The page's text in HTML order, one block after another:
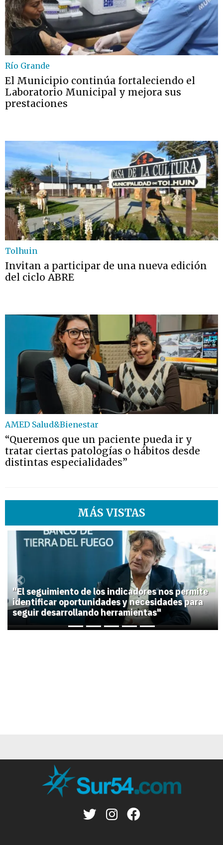
Río Grande
El Municipio continúa fortaleciendo el
Laboratorio Municipal y mejora sus
prestaciones
Tolhuin
Invitan a participar de una nueva edición
del ciclo ABRE
AMED Salud&Bienestar
“Queremos que un paciente pueda ir y
tratar ciertas patologías o hábitos desde
distintas especialidades”
MÁS VISTAS
1
"El seguimiento de los indicadores nos permite
identificar oportunidades y necesidades para
seguir desarrollando herramientas"
Previous Next